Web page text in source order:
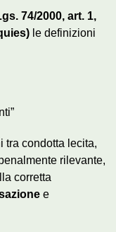
74/2000, art. 1,
le definizioni
tra condotta lecita,
rilevante,
corretta
e